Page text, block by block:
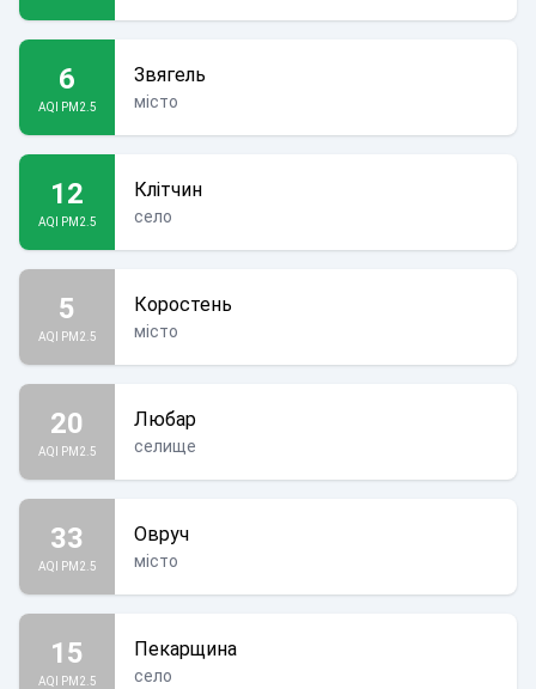
6
AQI PM2.5
Звягель
місто
12
AQI PM2.5
Клітчин
село
5
AQI PM2.5
Коростень
місто
20
AQI PM2.5
Любар
селище
33
AQI PM2.5
Овруч
місто
15
AQI PM2.5
Пекарщина
село